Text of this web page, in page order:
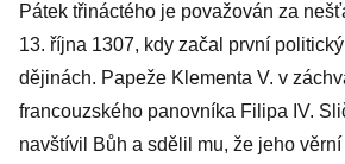
Pátek třináctého je považován za
13. října 1307, kdy začal první
dějinách. Papeže Klementa V. v
francouzského panovníka Filipa IV.
navštívil Bůh a sdělil mu, že jeho